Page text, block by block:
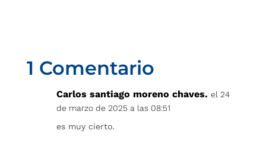
1 Comentario
Carlos santiago moreno chaves. el 24
de marzo de 2025 a las 08:51
es muy cierto.